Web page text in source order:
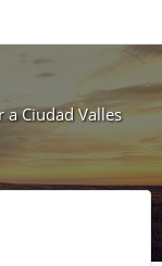
Ciudad Valles